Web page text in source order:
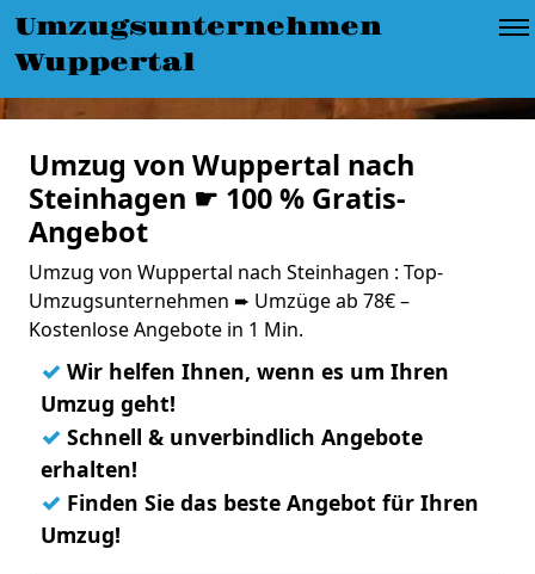
Umzugsunternehmen
Wuppertal
Umzug von Wuppertal nach
Steinhagen ☛ 100 % Gratis-
Angebot
Umzug von Wuppertal nach Steinhagen : Top-
Umzugsunternehmen ➨ Umzüge ab 78€ –
Kostenlose Angebote in 1 Min.
✓ Wir helfen Ihnen, wenn es um Ihren
Umzug geht!
✓ Schnell & unverbindlich Angebote
erhalten!
✓ Finden Sie das beste Angebot für Ihren
Umzug!